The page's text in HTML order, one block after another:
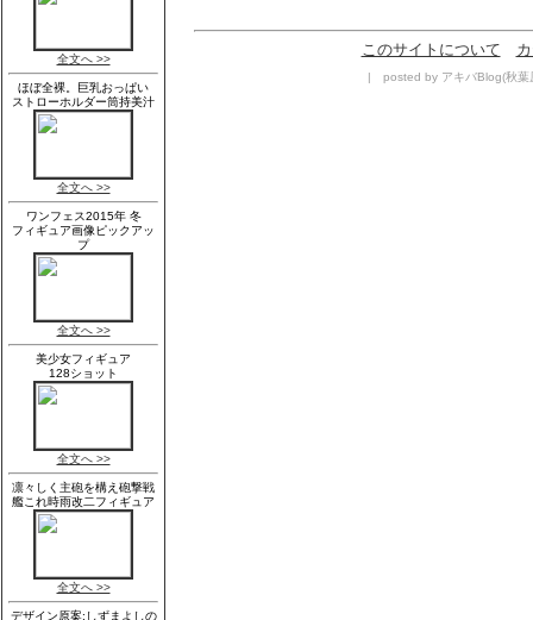
このサイトについて
| posted by アキバBlog(秋葉